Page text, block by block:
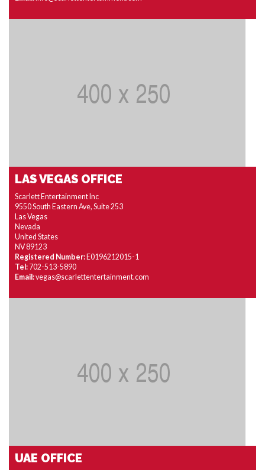
LAS VEGAS OFFICE
Scarlett Entertainment Inc
9550 South Eastern Ave, Suite 253
Las Vegas
Nevada
United States
NV 89123
Registered Number:E0196212015-1
Tel: 702-513-5890
Email:vegas@scarlettentertainment.com
UAE OFFICE